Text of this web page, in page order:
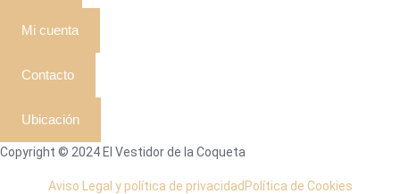
Mi cuenta
Contacto
Ubicación
Copyright © 2024 El Vestidor de la Coqueta
Aviso Legal y política de privacidad Política de Cookies